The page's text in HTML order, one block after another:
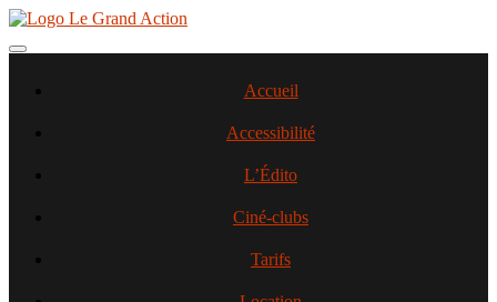
Aller
contenu
Toggle navigation
Accueil
Accessibilité
L’Édito
Ciné-clubs
Tarifs